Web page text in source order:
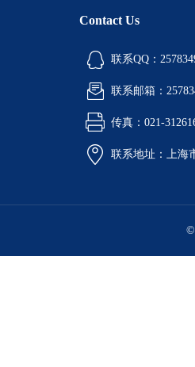
Contact Us
联系QQ：
联系邮箱：
传真：021-
联系地址：上海